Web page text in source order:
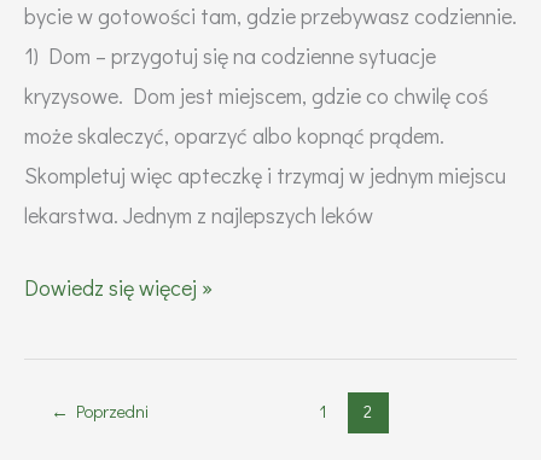
bycie w gotowości tam, gdzie przebywasz codziennie.
1) Dom – przygotuj się na codzienne sytuacje
kryzysowe. Dom jest miejscem, gdzie co chwilę coś
może skaleczyć, oparzyć albo kopnąć prądem.
Skompletuj więc apteczkę i trzymaj w jednym miejscu
lekarstwa. Jednym z najlepszych leków
Bądź
Dowiedz się więcej »
← Poprzedni 1 2